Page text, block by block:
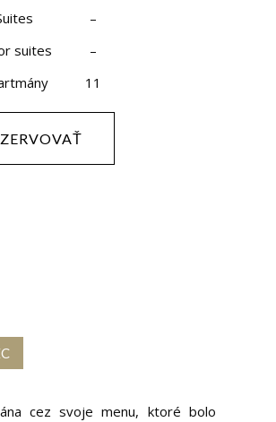
–
suites
–
11
cez svoje menu, ktoré bolo